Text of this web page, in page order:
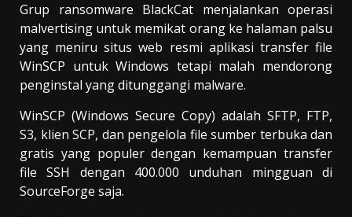
Grup ransomware BlackCat menjalankan operasi
malvertising untuk memikat orang ke halaman palsu
yang meniru situs web resmi aplikasi transfer file
WinSCP untuk Windows tetapi malah mendorong
penginstal yang ditunggangi malware.
WinSCP (Windows Secure Copy) adalah SFTP, FTP,
S3, klien SCP, dan pengelola file sumber terbuka dan
gratis yang populer dengan kemampuan transfer
file SSH dengan 400.000 unduhan mingguan di
SourceForge saja.